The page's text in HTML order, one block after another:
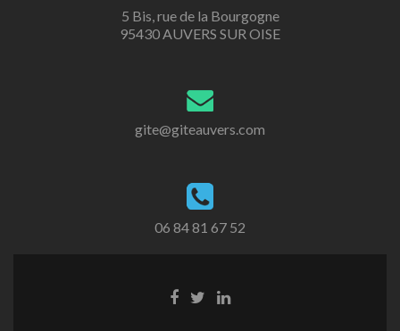
5 Bis, rue de la Bourgogne
95430 AUVERS SUR OISE
gite@giteauvers.com
06 84 81 67 52
LienLien
Lien